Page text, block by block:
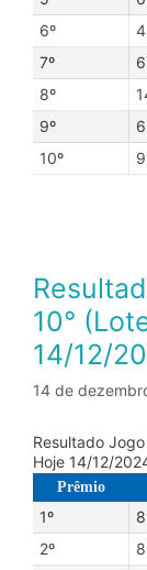
6º
7º
8º
9º
10º
10°
14/12/
14 de
Resultado
Hoje 14/12/
Prêmio
1º
2º